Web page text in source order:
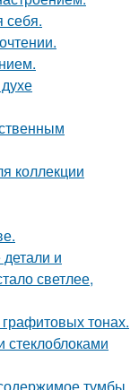
себя.
коллекции
и
светлее,
тонах.
тумбы,